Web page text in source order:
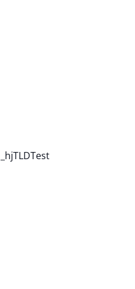
_hjTLDTest